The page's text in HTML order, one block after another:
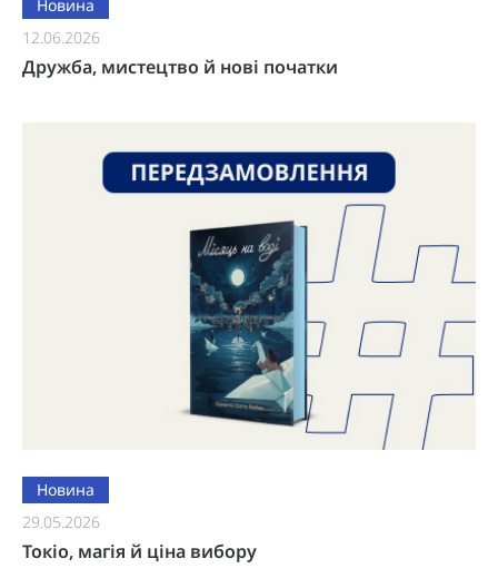
Новина
12.06.2026
Дружба, мистецтво й нові початки
Новина
29.05.2026
Токіо, магія й ціна вибору